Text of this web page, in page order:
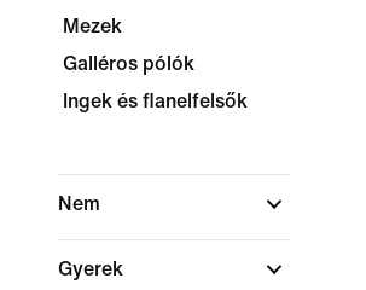
Mezek
Galléros pólók
Ingek és flanelfelsők
Nem
Gyerek